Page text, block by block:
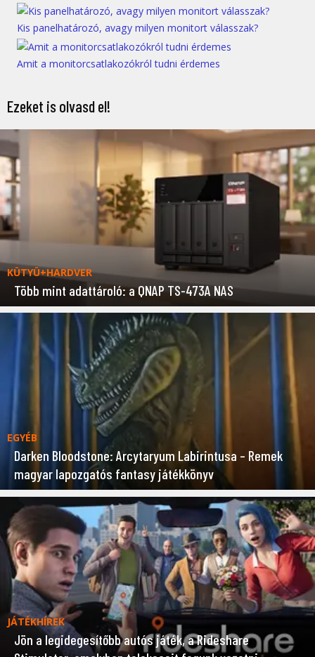
Kis panelhatározó, avagy milyen monitort válasszak?
Amit a monitorcsatlakozókról tudni érdemes
Ezeket is olvasd el!
KÜTYÜ+HARDVER
Több mint adattároló: a QNAP TS-473A NAS
EGYÉB
Darken Bloodstone: Arcytaryum Labirintusa – Remek
magyar lapozgatós fantasy játékkönyv
JÁTÉKHÍREK
Jön a legidegesítőbb autós játék, a Rideshare